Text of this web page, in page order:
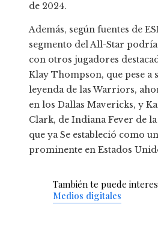
de 2024.
Además, según fuentes de
segmento del All-Star
con otros jugadores
Klay Thompson, que pese a
leyenda de las Warriors,
en los Dallas Mavericks, y
Clark, de Indiana Fever de la
que ya Se estableció como
prominente en Estados
También te puede
Medios digitales